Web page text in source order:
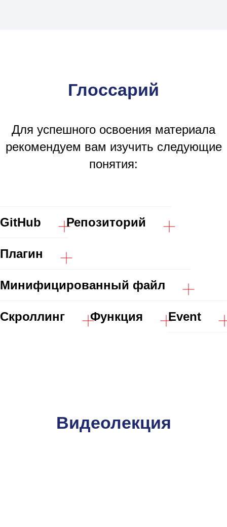
Глоссарий
Для успешного освоения материала
рекомендуем вам изучить следующие
понятия:
GitHub Репозиторий
Плагин
Минифицированный файл
Скроллинг Функция Event
Видеолекция